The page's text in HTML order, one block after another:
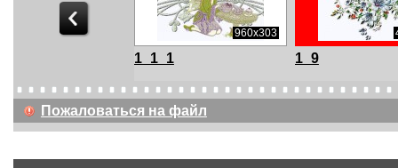
960x480 960x303
1_1_1 1_9
800x600 600x800
Пожаловаться на файл